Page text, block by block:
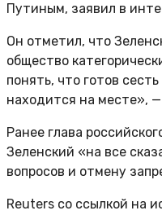
Путиным, заявил в
Он отметил, что
общество
понять, что готов
находится на месте»,
Ранее глава
Зеленский «на все
вопросов и отмену
Reuters со ссылкой на